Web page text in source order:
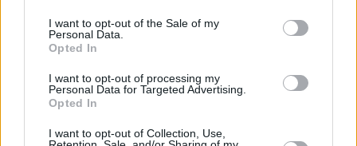
cualquier momento entrando de nuevo en este sitio web o
visitando nuestra política de privacidad.
I want to opt-out of the Sale of my
Personal Data.
Opted In
I want to opt-out of processing my
Personal Data for Targeted Advertising.
Opted In
I want to opt-out of Collection, Use,